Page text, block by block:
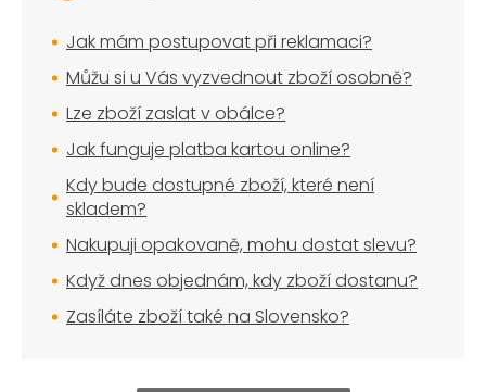
Jak mám postupovat při reklamaci?
Můžu si u Vás vyzvednout zboží osobně?
Lze zboží zaslat v obálce?
Jak funguje platba kartou online?
Kdy bude dostupné zboží, které není
skladem?
Nakupuji opakovaně, mohu dostat slevu?
Když dnes objednám, kdy zboží dostanu?
Zasíláte zboží také na Slovensko?